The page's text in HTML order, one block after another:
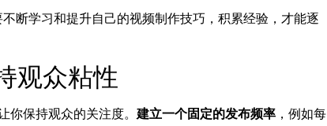
断学习和提升自己的视频制作技巧，积累经验，才能逐
观众粘性
你保持观众的关注度。 建立一个固定的发布频率 ，例如每